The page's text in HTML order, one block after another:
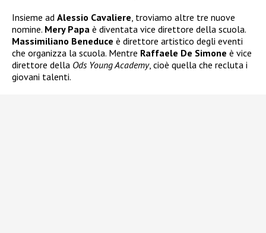
Insieme ad Alessio Cavaliere , troviamo altre tre nuove
nomine. Mery Papa è diventata vice direttore della scuola.
Massimiliano Beneduce è direttore artistico degli eventi
che organizza la scuola. Mentre Raffaele De Simone è vice
direttore della Ods Young Academy, cioè quella che recluta i
giovani talenti.